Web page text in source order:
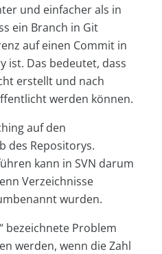
und einfacher als in
ein Branch in Git
auf einen Commit in
ist. Das bedeutet, dass
erstellt und nach
werden können.
auf den
des Repositorys.
kann in SVN darum
Verzeichnisse
wurden.
bezeichnete Problem
werden, wenn die Zahl